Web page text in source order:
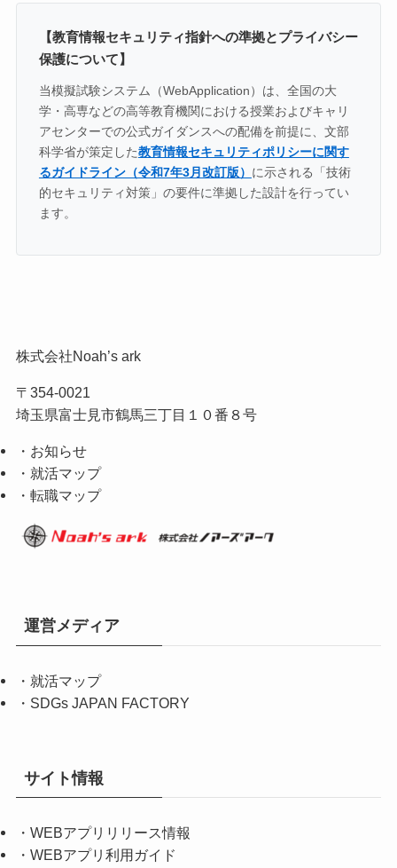
【教育情報セキュリティ指針への準拠とプライバシー
保護について】
当模擬試験システム（WebApplication）は、全国の大
学・高専などの高等教育機関における授業およびキャリ
アセンターでの公式ガイダンスへの配備を前提に、文部
科学省が策定した教育情報セキュリティポリシーに関す
るガイドライン（令和7年3月改訂版） に示される「技術
的セキュリティ対策」の要件に準拠した設計を行ってい
ます。
株式会社Noah’s ark
〒354-0021
埼玉県富士見市鶴馬三丁目１０番８号
・お知らせ
・就活マップ
・転職マップ
運営メディア
・ 就活マップ
・ SDGs JAPAN FACTORY
サイト情報
・ WEBアプリリリース情報
・ WEBアプリ利用ガイド